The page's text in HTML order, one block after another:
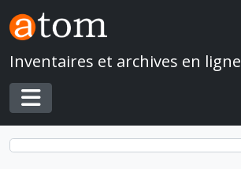
Skip to main content
Inventaires et archives en ligne
Toggle navigation